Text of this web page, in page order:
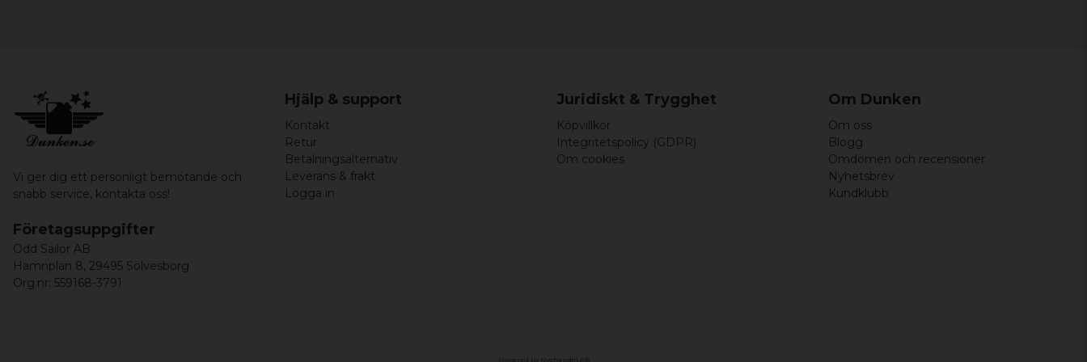
Vi ger dig ett personligt bemötande och
snabb service, kontakta oss!
Hjälp & support
Kontakt
Retur
Betalningsalternativ
Leverans & frakt
Logga in
Juridiskt & Trygghet
Köpvillkor
Integritetspolicy (GDPR)
Om cookies
Om Dunken
Om oss
Blogg
Omdömen och recensioner
Nyhetsbrev
Kundklubb
Företagsuppgifter
Odd Sailor AB
Hamnplan 8, 29495 Sölvesborg
Org.nr: 559168-3791
Powered by Nyehandel AB